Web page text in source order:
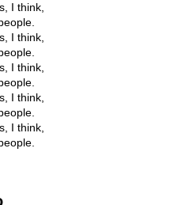
I think,
I think,
I think,
I think,
I think,